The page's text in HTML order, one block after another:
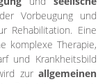
Vorbeugung und
Rehabilitation. Eine
komplexe Therapie,
und Krankheitsbild
zur allgemeinen